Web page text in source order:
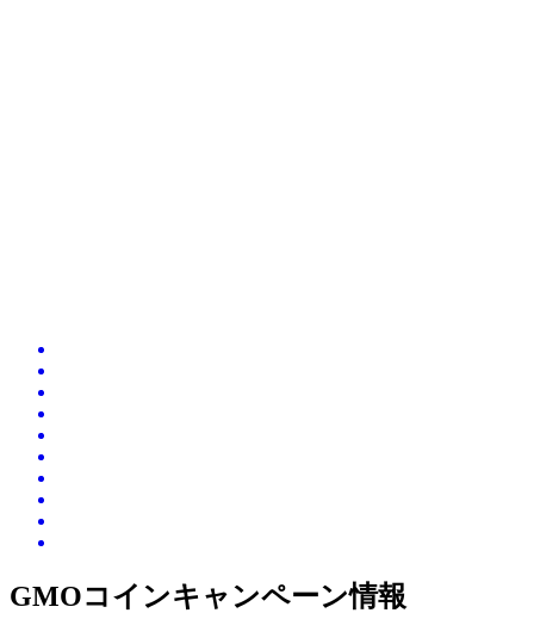
GMOコインキャンペーン情報